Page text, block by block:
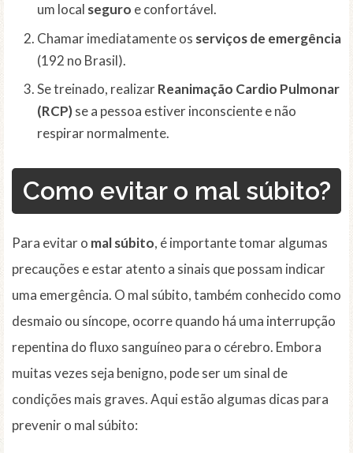
um local seguro e confortável.
Chamar imediatamente os serviços de emergência
(192 no Brasil).
Se treinado, realizarReanimação Cardio Pulmonar
(RCP)se a pessoa estiver inconsciente e não
respirar normalmente.
Como evitar o mal súbito?
Para evitar o mal súbito, é importante tomar algumas
precauções e estar atento a sinais que possam indicar
uma emergência. O mal súbito, também conhecido como
desmaio ou síncope, ocorre quando há uma interrupção
repentina do fluxo sanguíneo para o cérebro. Embora
muitas vezes seja benigno, pode ser um sinal de
condições mais graves. Aqui estão algumas dicas para
prevenir o mal súbito: